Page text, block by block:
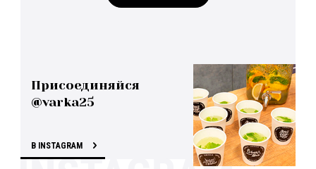
Присоединяйся
@varka25
В INSTAGRAM